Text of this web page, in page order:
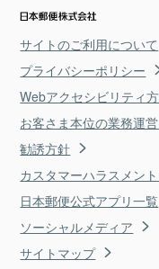
サイトのご利用について
プライバシーポリシー
Webアクセシビリティ
お客さま本位の業務運
勧誘方針
カスタマーハラスメン
日本郵便公式アプリ一覧
ソーシャルメディア
サイトマップ